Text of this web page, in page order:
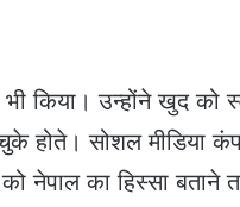
उन्होंने खुद को
होते। सोशल मीडिया
नेपाल का हिस्सा